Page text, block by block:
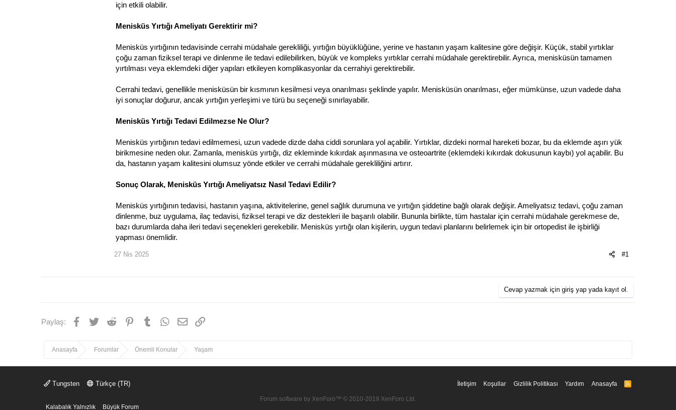
için etkili olabilir.
Menisküs Yırtığı Ameliyatı Gerektirir mi?
Menisküs yırtığının tedavisinde cerrahi müdahale gerekliliği, yırtığın büyüklüğüne, yerine ve hastanın yaşam kalitesine göre değişir. Küçük, stabil yırtıklar
çoğu zaman fiziksel terapi ve dinlenme ile tedavi edilebilirken, büyük ve kompleks yırtıklar cerrahi müdahale gerektirebilir. Ayrıca, menisküsün tamamen
yırtılması veya eklemdeki diğer yapıları etkileyen komplikasyonlar da cerrahiyi gerektirebilir.
Cerrahi tedavi, genellikle menisküsün bir kısmının kesilmesi veya onarılması şeklinde yapılır. Menisküsün onarılması, eğer mümkünse, uzun vadede daha
iyi sonuçlar doğurur, ancak yırtığın yerleşimi ve türü bu seçeneği sınırlayabilir.
Menisküs Yırtığı Tedavi Edilmezse Ne Olur?
Menisküs yırtığının tedavi edilmemesi, uzun vadede dizde daha ciddi sorunlara yol açabilir. Yırtıklar, dizdeki normal hareketi bozar, bu da eklemde aşırı yük
birikmesine neden olur. Zamanla, menisküs yırtığı, diz ekleminde kıkırdak aşınmasına ve osteoartrite (eklemdeki kıkırdak dokusunun kaybı) yol açabilir. Bu
da, hastanın yaşam kalitesini olumsuz yönde etkiler ve cerrahi müdahale gerekliliğini artırır.
Sonuç Olarak, Menisküs Yırtığı Ameliyatsız Nasıl Tedavi Edilir?
Menisküs yırtığının tedavisi, hastanın yaşına, aktivitelerine, genel sağlık durumuna ve yırtığın şiddetine bağlı olarak değişir. Ameliyatsız tedavi, çoğu zaman
dinlenme, buz uygulama, ilaç tedavisi, fiziksel terapi ve diz destekleri ile başarılı olabilir. Bununla birlikte, tüm hastalar için cerrahi müdahale gerekmese de,
bazı durumlarda daha ileri tedavi seçenekleri gerekebilir. Menisküs yırtığı olan kişilerin, uygun tedavi planlarını belirlemek için bir ortopedist ile işbirliği
yapması önemlidir.
#1
27 Nis 2025
Cevap yazmak için giriş yap yada kayıt ol.
Paylaş: Facebook
TwitterReddit PinterestTumblrWhatsApp
E-postaLink
Anasayfa Forumlar Önemli Konular Yaşam
Tungsten Türkçe (TR) İletişim Koşullar Gizlilik Politikası Yardım Anasayfa
R
Forum software by XenForo™ © 2010-2019 XenForo Ltd.
Kalabalık Yalnızlık
Büyük Forum